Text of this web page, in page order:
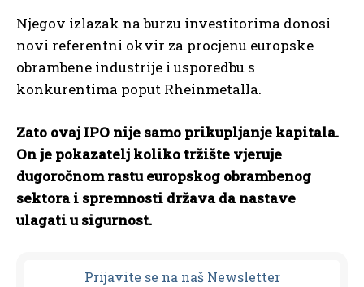
Njegov izlazak na burzu investitorima donosi
novi referentni okvir za procjenu europske
obrambene industrije i usporedbu s
konkurentima poput Rheinmetalla.
Zato ovaj IPO nije samo prikupljanje kapitala.
On je pokazatelj koliko tržište vjeruje
dugoročnom rastu europskog obrambenog
sektora i spremnosti država da nastave
ulagati u sigurnost.
Prijavite se na naš Newsletter